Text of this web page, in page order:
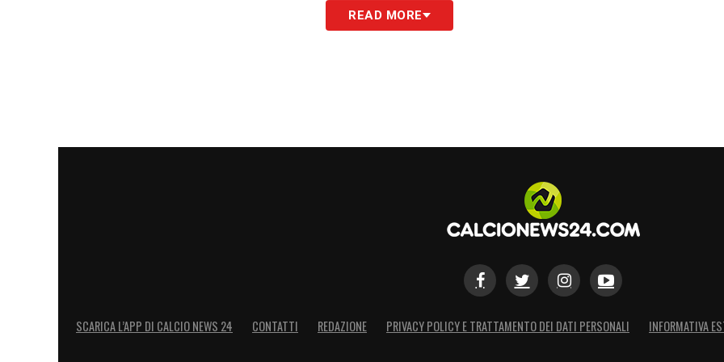
READ MORE
SCARICA L’APP DI CALCIO NEWS 24 CONTATTI REDAZIONE PRIVACY POLICY E TRATTAMENTO DEI DATI PERSONALI INFORMATIVA